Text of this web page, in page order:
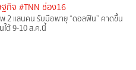
ฐกิจ #TNN ช่อง16
2 แสนคน รับมือพายุ “ดอลฟิน” คาดขึ้น
ต้ 9-10 ส.ค.นี้